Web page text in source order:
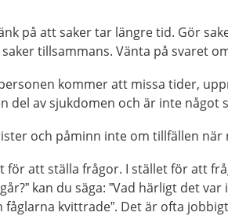
på att saker tar längre tid. Gör
tillsammans. Vänta på svaret
kommer att missa tider,
del av sjukdomen och är inte något
och påminn inte om tillfällen när
för att ställa frågor. I stället för att
kan du säga: ”Vad härligt det
fåglarna kvittrade”. Det är ofta